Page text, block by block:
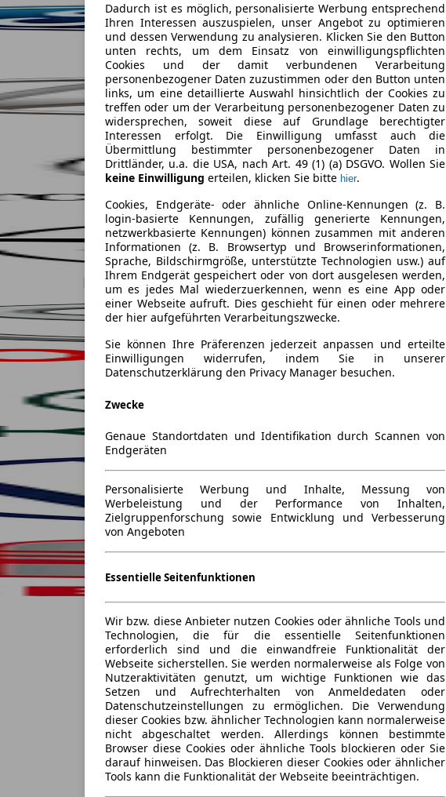
Dadurch ist es möglich, personalisierte Werbung entsprechend
Ihren Interessen auszuspielen, unser Angebot zu optimieren
und dessen Verwendung zu analysieren. Klicken Sie den Button
unten rechts, um dem Einsatz von einwilligungspflichten
Cookies und der damit verbundenen Verarbeitung
personenbezogener Daten zuzustimmen oder den Button unten
links, um eine detaillierte Auswahl hinsichtlich der Cookies zu
treffen oder um der Verarbeitung personenbezogener Daten zu
widersprechen, soweit diese auf Grundlage berechtigter
Interessen erfolgt. Die Einwilligung umfasst auch die
Übermittlung bestimmter personenbezogener Daten in
Drittländer, u.a. die USA, nach Art. 49 (1) (a) DSGVO. Wollen Sie
keine Einwilligung erteilen, klicken Sie bitte hier.
Cookies, Endgeräte- oder ähnliche Online-Kennungen (z. B.
login-basierte Kennungen, zufällig generierte Kennungen,
netzwerkbasierte Kennungen) können zusammen mit anderen
Informationen (z. B. Browsertyp und Browserinformationen,
Sprache, Bildschirmgröße, unterstützte Technologien usw.) auf
Ihrem Endgerät gespeichert oder von dort ausgelesen werden,
um es jedes Mal wiederzuerkennen, wenn es eine App oder
einer Webseite aufruft. Dies geschieht für einen oder mehrere
der hier aufgeführten Verarbeitungszwecke.
Sie können Ihre Präferenzen jederzeit anpassen und erteilte
Einwilligungen widerrufen, indem Sie in unserer
Datenschutzerklärung den Privacy Manager besuchen.
Zwecke
Genaue Standortdaten und Identifikation durch Scannen von
Endgeräten
Personalisierte Werbung und Inhalte, Messung von
Werbeleistung und der Performance von Inhalten,
Zielgruppenforschung sowie Entwicklung und Verbesserung
von Angeboten
Essentielle Seitenfunktionen
Wir bzw. diese Anbieter nutzen Cookies oder ähnliche Tools und
Technologien, die für die essentielle Seitenfunktionen
erforderlich sind und die einwandfreie Funktionalität der
Webseite sicherstellen. Sie werden normalerweise als Folge von
Nutzeraktivitäten genutzt, um wichtige Funktionen wie das
Setzen und Aufrechterhalten von Anmeldedaten oder
Datenschutzeinstellungen zu ermöglichen. Die Verwendung
dieser Cookies bzw. ähnlicher Technologien kann normalerweise
nicht abgeschaltet werden. Allerdings können bestimmte
Browser diese Cookies oder ähnliche Tools blockieren oder Sie
darauf hinweisen. Das Blockieren dieser Cookies oder ähnlicher
Tools kann die Funktionalität der Webseite beeinträchtigen.